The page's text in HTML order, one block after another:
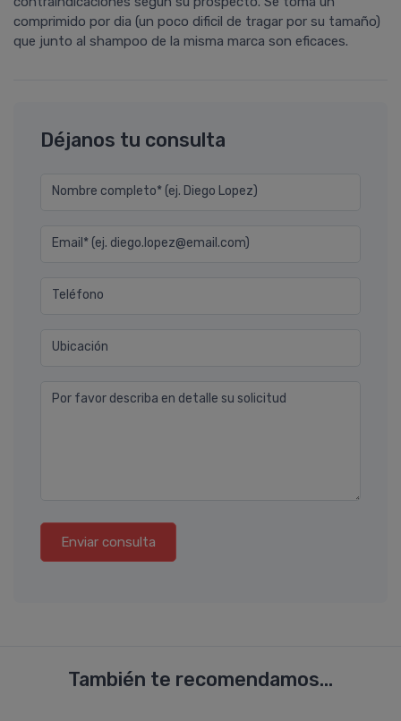
comprimido por dia (un poco dificil de tragar por su tamaño)
que junto al shampoo de la misma marca son eficaces.
Déjanos tu consulta
Nombre completo* (ej. Diego Lopez)
Email* (ej. diego.lopez@email.com)
Teléfono
Ubicación
Por favor describa en detalle su solicitud
Enviar consulta
También te recomendamos...